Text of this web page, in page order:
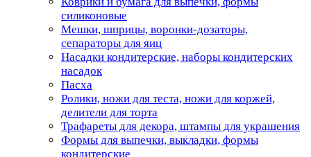
силиконовые
Мешки, шприцы, воронки-дозаторы,
сепараторы для яиц
Насадки кондитерские, наборы кондитерских
насадок
Пасха
Ролики, ножи для теста, ножи для коржей,
делители для торта
Трафареты для декора, штампы для украшения
Формы для выпечки, выкладки, формы
кондитерские